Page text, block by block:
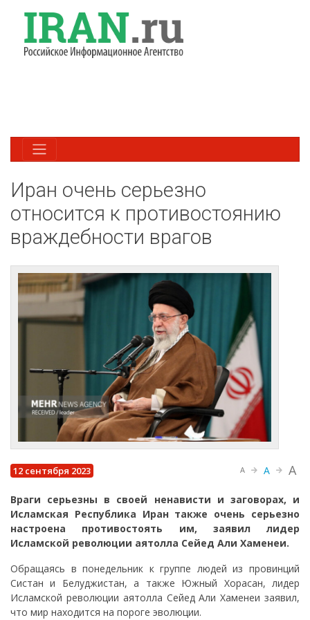
Иран очень серьезно
относится к противостоянию
враждебности врагов
12 сентября 2023 A A A
Враги серьезны в своей ненависти и заговорах, и
Исламская Республика Иран также очень серьезно
настроена противостоять им, заявил лидер
Исламской революции аятолла Сейед Али Хаменеи.
Обращаясь в понедельник к группе людей из провинций
Систан и Белуджистан, а также Южный Хорасан, лидер
Исламской революции аятолла Сейед Али Хаменеи заявил,
что мир находится на пороге эволюции.